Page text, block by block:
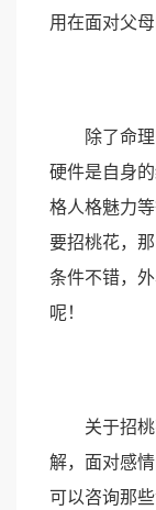
用在面对父母
除了命理
硬件是自身
格人格魅力
要招桃花，
条件不错，
呢！
关于招桃
解，面对感
可以咨询那